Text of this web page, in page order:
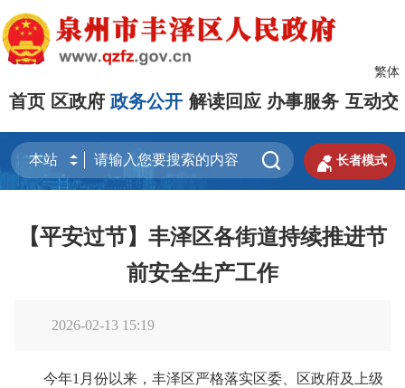
繁体
首页 区政府 政务公开 解读回应 办事服务 互动交
  长者模式
【平安过节】丰泽区各街道持续推进节
前安全生产工作
2026-02-13 15:19
今年1月份以来，丰泽区严格落实区委、区政府及上级